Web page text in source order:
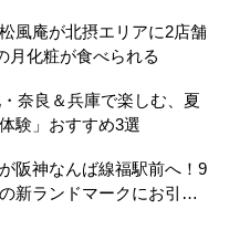
風庵が北摂エリアに2店舗
月化粧が食べられる
奈良＆兵庫で楽しむ、夏
験」おすすめ3選
阪神なんば線福駅前へ！9
新ランドマークにお引っ